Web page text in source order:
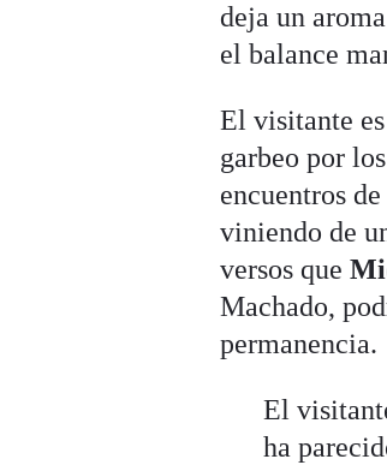
deja un
el balance
El visitante
garbeo por
encuentros de
viniendo de
versos que
Machado,
permanencia.
El
ha